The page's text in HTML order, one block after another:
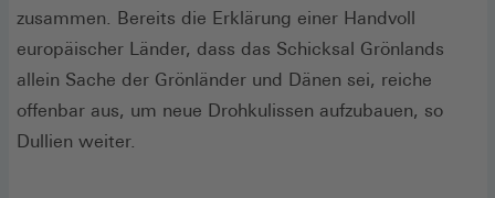
zusammen. Bereits die Erklärung einer Handvoll
europäischer Länder, dass das Schicksal Grönlands
allein Sache der Grönländer und Dänen sei, reiche
offenbar aus, um neue Drohkulissen aufzubauen, so
Dullien weiter.